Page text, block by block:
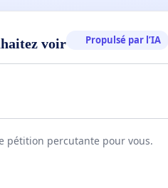
voir Propulsé par l’IA
pétition percutante pour vous.